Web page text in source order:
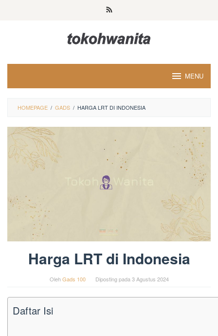
MENU
HOMEPAGE / GADS / HARGA LRT DI INDONESIA
Harga LRT di Indonesia
OlehGads 100 Diposting pada 3 Agustus 2024
Daftar Isi